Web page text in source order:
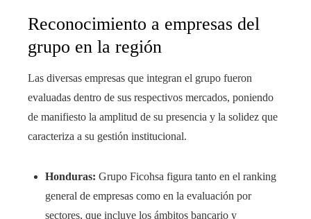
Reconocimiento a empresas del
grupo en la región
Las diversas empresas que integran el grupo fueron
evaluadas dentro de sus respectivos mercados, poniendo
de manifiesto la amplitud de su presencia y la solidez que
caracteriza a su gestión institucional.
Honduras: Grupo Ficohsa figura tanto en el ranking
general de empresas como en la evaluación por
sectores, que incluye los ámbitos bancario y